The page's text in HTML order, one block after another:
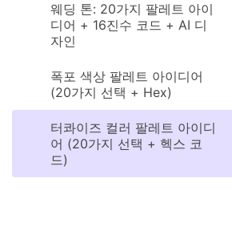
웨딩 톤: 20가지 팔레트 아이
디어 + 16진수 코드 + AI 디
자인
폭포 색상 팔레트 아이디어
(20가지 선택 + Hex)
터콰이즈 컬러 팔레트 아이디
어 (20가지 선택 + 헥스 코
드)